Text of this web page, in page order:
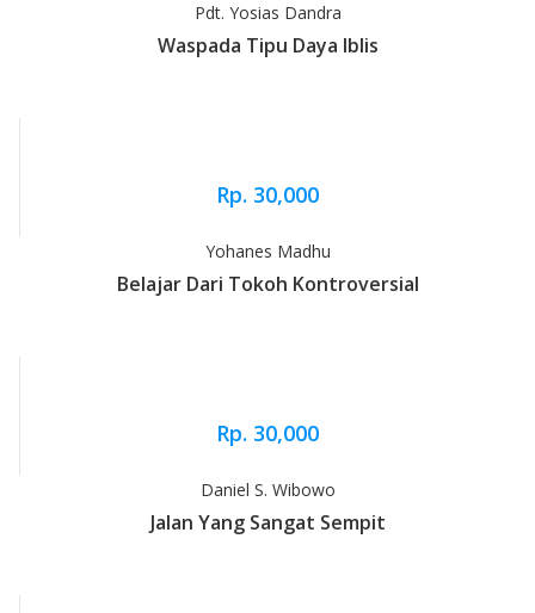
Pdt. Yosias Dandra
Waspada Tipu Daya Iblis
Rp. 30,000
Yohanes Madhu
Belajar Dari Tokoh Kontroversial
Rp. 30,000
Daniel S. Wibowo
Jalan Yang Sangat Sempit